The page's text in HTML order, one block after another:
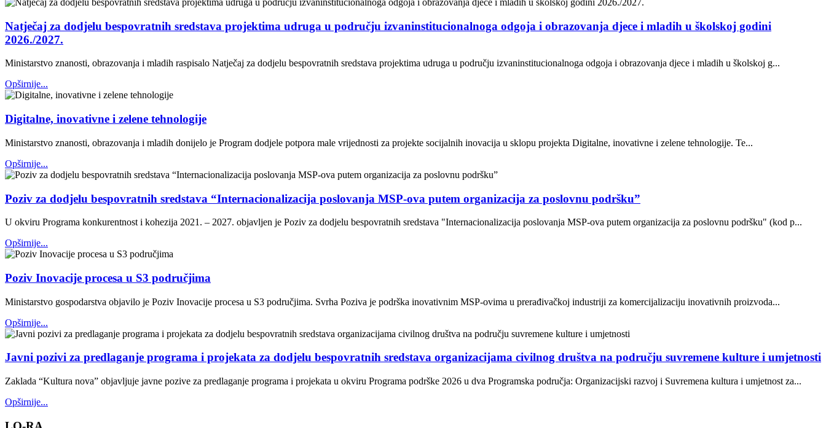
Natječaj za dodjelu bespovratnih sredstava projektima udruga u području izvaninstitucionalnoga odgoja i obrazovanja djece i mladih u školskoj godini
2026./2027.
Ministarstvo znanosti, obrazovanja i mladih raspisalo Natječaj za dodjelu bespovratnih sredstava projektima udruga u području izvaninstitucionalnoga odgoja i obrazovanja djece i mladih u školskoj g...
Opširnije...
Digitalne, inovativne i zelene tehnologije
Ministarstvo znanosti, obrazovanja i mladih donijelo je Program dodjele potpora male vrijednosti za projekte socijalnih inovacija u sklopu projekta Digitalne, inovativne i zelene tehnologije. Te...
Opširnije...
Poziv za dodjelu bespovratnih sredstava “Internacionalizacija poslovanja MSP-ova putem organizacija za poslovnu podršku”
U okviru Programa konkurentnost i kohezija 2021. – 2027. objavljen je Poziv za dodjelu bespovratnih sredstava "Internacionalizacija poslovanja MSP-ova putem organizacija za poslovnu podršku" (kod p...
Opširnije...
Poziv Inovacije procesa u S3 područjima
Ministarstvo gospodarstva objavilo je Poziv Inovacije procesa u S3 područjima. Svrha Poziva je podrška inovativnim MSP-ovima u prerađivačkoj industriji za komercijalizaciju inovativnih proizvoda...
Opširnije...
Javni pozivi za predlaganje programa i projekata za dodjelu bespovratnih sredstava organizacijama civilnog društva na području suvremene kulture i umjetnosti
Zaklada “Kultura nova” objavljuje javne pozive za predlaganje programa i projekata u okviru Programa podrške 2026 u dva Programska područja: Organizacijski razvoj i Suvremena kultura i umjetnost za...
Opširnije...